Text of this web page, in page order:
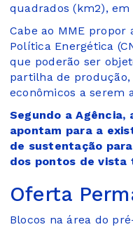
quadrados (km2),
Cabe ao MME propor
Política Energética
que poderão ser
partilha de
econômicos a serem
Segundo a
apontam para a
de sustentação
dos pontos de vista
Oferta
Blocos na área do